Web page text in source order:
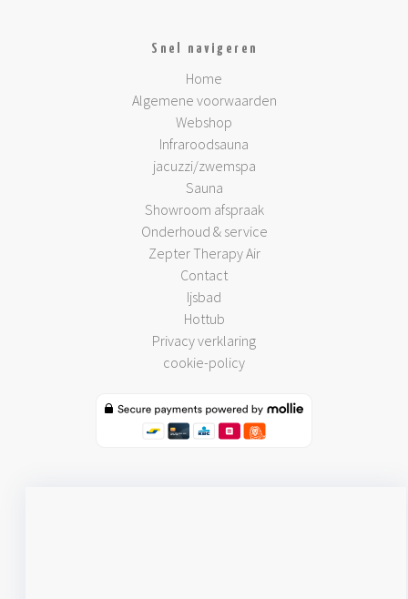
Snel navigeren
Home
Algemene voorwaarden
Webshop
Infraroodsauna
jacuzzi/zwemspa
Sauna
Showroom afspraak
Onderhoud & service
Zepter Therapy Air
Contact
Ijsbad
Hottub
Privacy verklaring
cookie-policy